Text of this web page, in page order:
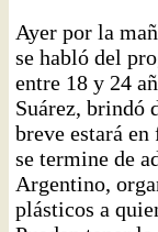
Ayer por la
se habló del
entre 18 y 24
Suárez, brindó
breve estará
se termine de
Argentino,
plásticos a